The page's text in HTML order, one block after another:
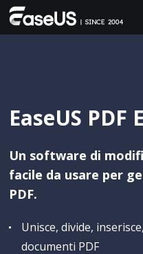
EaseUS PDF
Un software di
facile da usare per
PDF.
Unisce, divide,
documenti PDF